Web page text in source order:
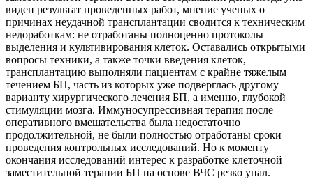
виден результат проведенных работ, мнение ученых о
причинах неудачной трансплантации сводится к техническим
недоработкам: не отработаны полноценно протоколы
выделения и культивирования клеток. Оставались открытыми
вопросы техники, а также точки введения клеток,
трансплантацию выполняли пациентам с крайне тяжелым
течением БП, часть из которых уже подверглась другому
варианту хирургического лечения БП, а именно, глубокой
стимуляции мозга. Иммуносупрессивная терапия после
оперативного вмешательства была недостаточно
продолжительной, не были полностью отработаны сроки
проведения контрольных исследований. Но к моменту
окончания исследований интерес к разработке клеточной
заместительной терапии БП на основе ВЧС резко упал.